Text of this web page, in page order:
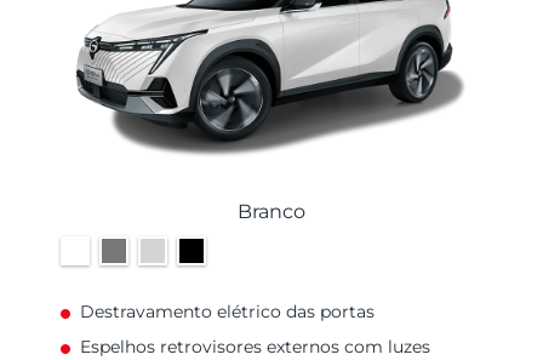
Branco
Destravamento elétrico das portas
Espelhos retrovisores externos com luzes